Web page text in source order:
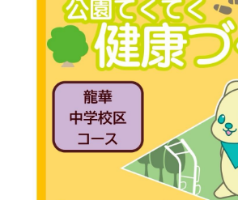
お知らせ
ヘルプ
お問い合わせ
プライバシーポ